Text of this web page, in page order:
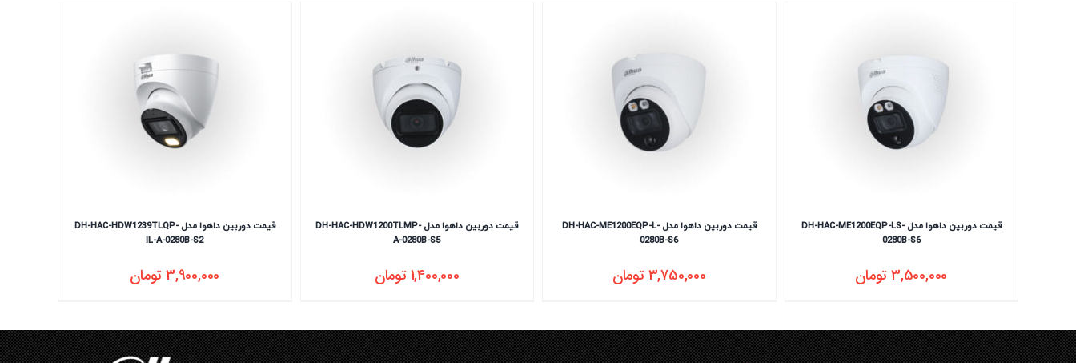
قیمت دوربین داهوا مدل DH-HAC-ME1200EQP-LS-
0280B-S6
3,500,000تومان
قیمت دوربین داهوا مدل DH-HAC-ME1200EQP-L-
0280B-S6
3,750,000تومان
قیمت دوربین داهوا مدل DH-HAC-HDW1200TLMP-
A-0280B-S5
1,400,000تومان
قیمت دوربین داهوا مدل DH-HAC-HDW1239TLQP-
IL-A-0280B-S2
3,900,000تومان